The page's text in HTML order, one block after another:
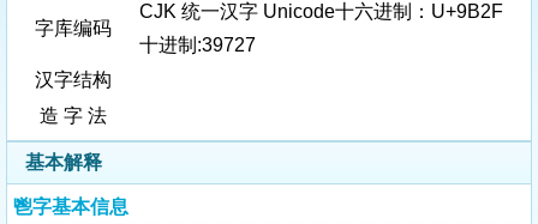
字库编码
CJK 统一汉字 Unicode十六进制：U+9B2F
十进制:39727
汉字结构
造 字 法
基本解释
鬯字基本信息